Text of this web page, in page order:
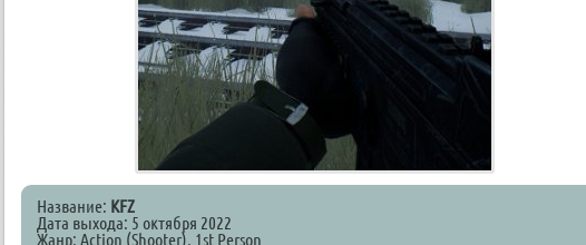
Название: KFZ
Дата выхода: 5 октября 2022
Жанр: Action (Shooter), 1st Person